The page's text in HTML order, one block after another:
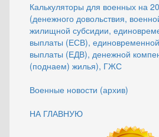
Калькуляторы для военных на
(денежного довольствия,
жилищной субсидии,
выплаты (ЕСВ),
выплаты (ЕДВ), денежной
(поднаем) жилья), ГЖС
Военные новости (архив)
НА ГЛАВНУЮ